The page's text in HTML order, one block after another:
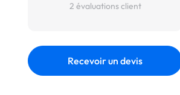
2 évaluations client
Recevoir un devis